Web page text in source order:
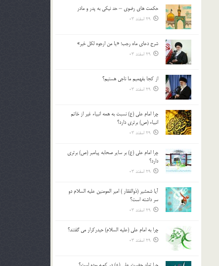
حکمت های رضوی – حد نیکی به پدر و مادر
29 اسفند 03
شرح دعای ماه رجب؛ «یا من ارجوه لکل خیر»
29 اسفند 03
از كجا بفهميم ما ناجی هستیم؟
29 اسفند 03
چرا امام علی (ع) نسبت به همه انبیاء غیر از خاتم
انبیاء (ص) برتری دارد؟
29 اسفند 03
چرا امام علی (ع) بر سایر صحابه پیامبر (ص) برتری
دارد؟
29 اسفند 03
آیا شمشیر (ذوالفقار ) امیر المومنین علیه السلام دو
سر داشته است؟
29 اسفند 03
چرا به امام علی (علیه السلام) حیدرکرار می گفتند؟
29 اسفند 03